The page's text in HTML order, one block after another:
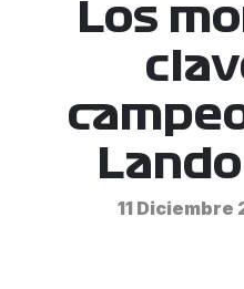
Los
11 Diciembre